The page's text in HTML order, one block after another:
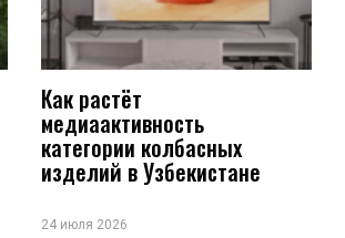
Как растёт
медиаактивность
категории колбасных
изделий в Узбекистане
24 июля 2026